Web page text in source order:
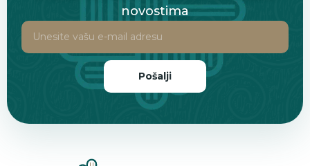
novostima
Pošalji